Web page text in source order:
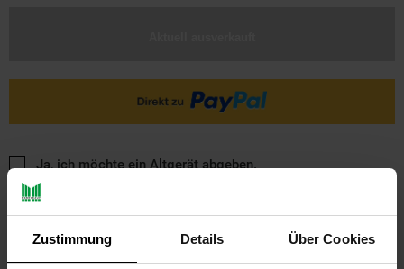
Zustimmung Details Über Cookies
Ja, ich möchte ein Altgerät abgeben.